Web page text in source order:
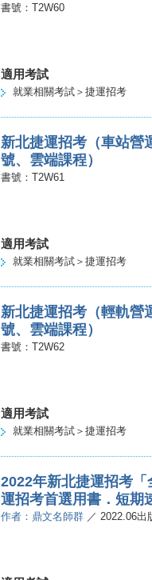
書號：T2W60
適用考試
就業相關考試＞捷運招考
新北捷運招考（車站營
號、雲端課程）
書號：T2W61
適用考試
就業相關考試＞捷運招考
新北捷運招考（輕軌營
號、雲端課程）
書號：T2W62
適用考試
就業相關考試＞捷運招考
2022年新北捷運招考
運招考首選用書．短期
作者：鼎文名師群／ 2022.06出